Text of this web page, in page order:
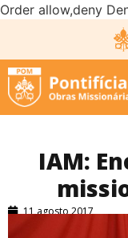
Order allow,deny
IAM:
11 agosto 2017